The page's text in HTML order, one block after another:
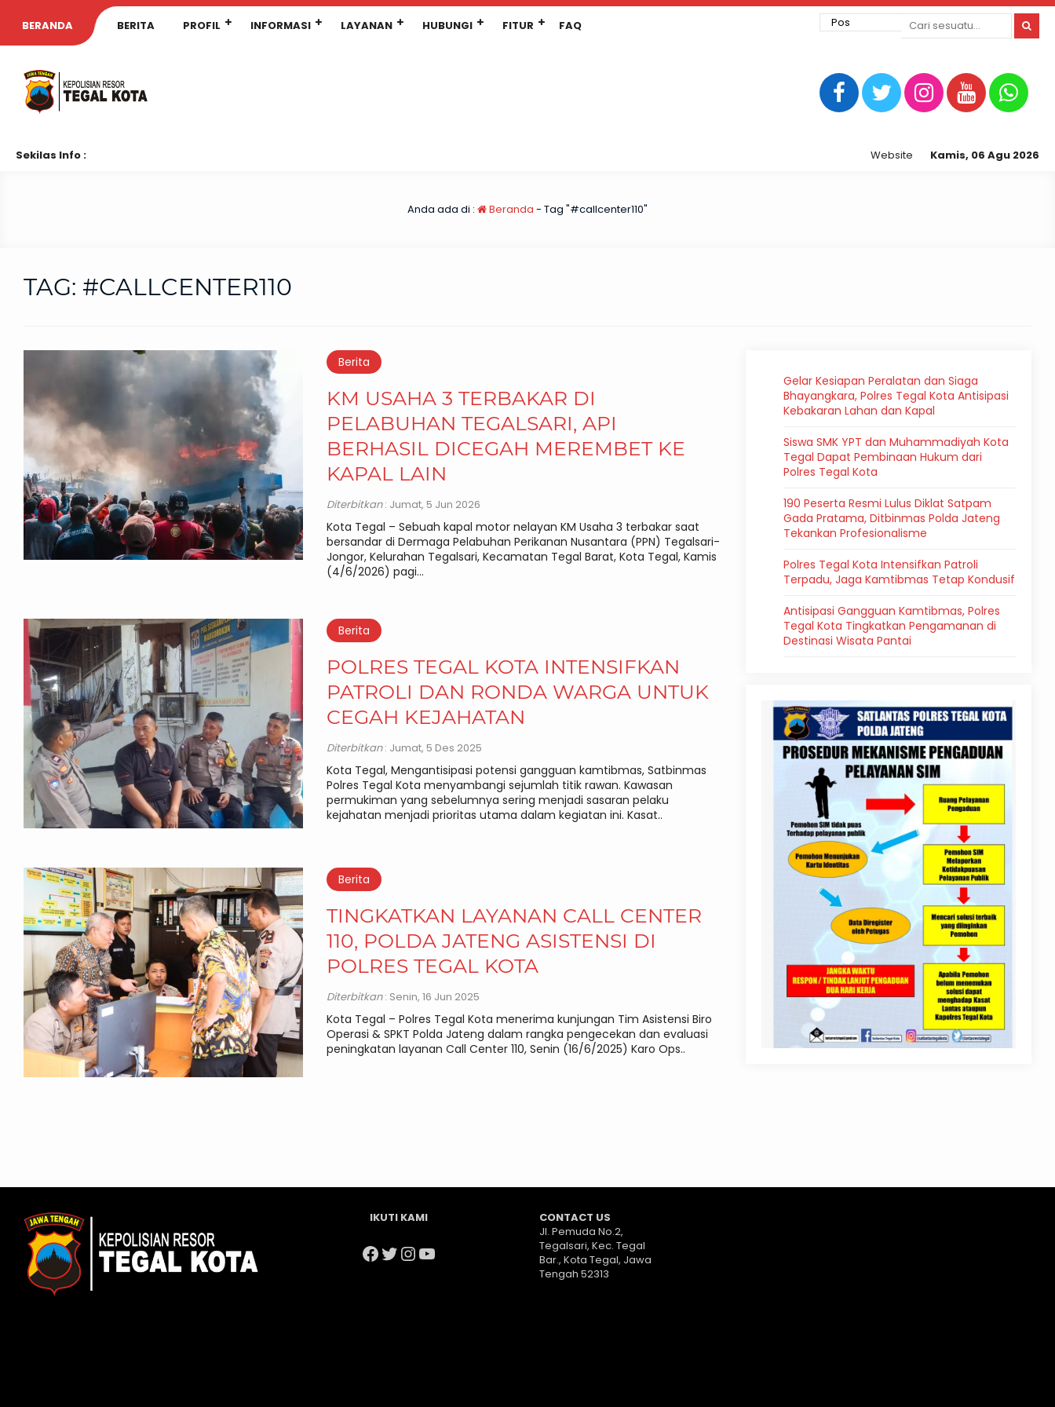
BERANDA BERITA PROFIL INFORMASI LAYANAN HUBUNGI FITUR FAQ
Sekilas Info : Kamis, 06 Agu 2026
Website Resmi Kepolisian Resor Tegal
Anda ada di : Beranda - Tag "#callcenter110"
TAG: #CALLCENTER110
Berita
KM USAHA 3 TERBAKAR DI
PELABUHAN TEGALSARI, API
BERHASIL DICEGAH MEREMBET KE
KAPAL LAIN
Diterbitkan: Jumat, 5 Jun 2026
Kota Tegal – Sebuah kapal motor nelayan KM Usaha 3 terbakar saat
bersandar di Dermaga Pelabuhan Perikanan Nusantara (PPN) Tegalsari-
Jongor, Kelurahan Tegalsari, Kecamatan Tegal Barat, Kota Tegal, Kamis
(4/6/2026) pagi...
Berita
POLRES TEGAL KOTA INTENSIFKAN
PATROLI DAN RONDA WARGA UNTUK
CEGAH KEJAHATAN
Diterbitkan: Jumat, 5 Des 2025
Kota Tegal, Mengantisipasi potensi gangguan kamtibmas, Satbinmas
Polres Tegal Kota menyambangi sejumlah titik rawan. Kawasan
permukiman yang sebelumnya sering menjadi sasaran pelaku
kejahatan menjadi prioritas utama dalam kegiatan ini. Kasat..
Berita
TINGKATKAN LAYANAN CALL CENTER
110, POLDA JATENG ASISTENSI DI
POLRES TEGAL KOTA
Diterbitkan: Senin, 16 Jun 2025
Kota Tegal – Polres Tegal Kota menerima kunjungan Tim Asistensi Biro
Operasi & SPKT Polda Jateng dalam rangka pengecekan dan evaluasi
peningkatan layanan Call Center 110, Senin (16/6/2025) Karo Ops..
Gelar Kesiapan Peralatan dan Siaga
Bhayangkara, Polres Tegal Kota Antisipasi
Kebakaran Lahan dan Kapal
Siswa SMK YPT dan Muhammadiyah Kota
Tegal Dapat Pembinaan Hukum dari
Polres Tegal Kota
190 Peserta Resmi Lulus Diklat Satpam
Gada Pratama, Ditbinmas Polda Jateng
Tekankan Profesionalisme
Polres Tegal Kota Intensifkan Patroli
Terpadu, Jaga Kamtibmas Tetap Kondusif
Antisipasi Gangguan Kamtibmas, Polres
Tegal Kota Tingkatkan Pengamanan di
Destinasi Wisata Pantai
IKUTI KAMI
Facebook
Twitter
Instagram
YouTube
CONTACT US
Jl. Pemuda No.2,
Tegalsari, Kec. Tegal
Bar., Kota Tegal, Jawa
Tengah 52313